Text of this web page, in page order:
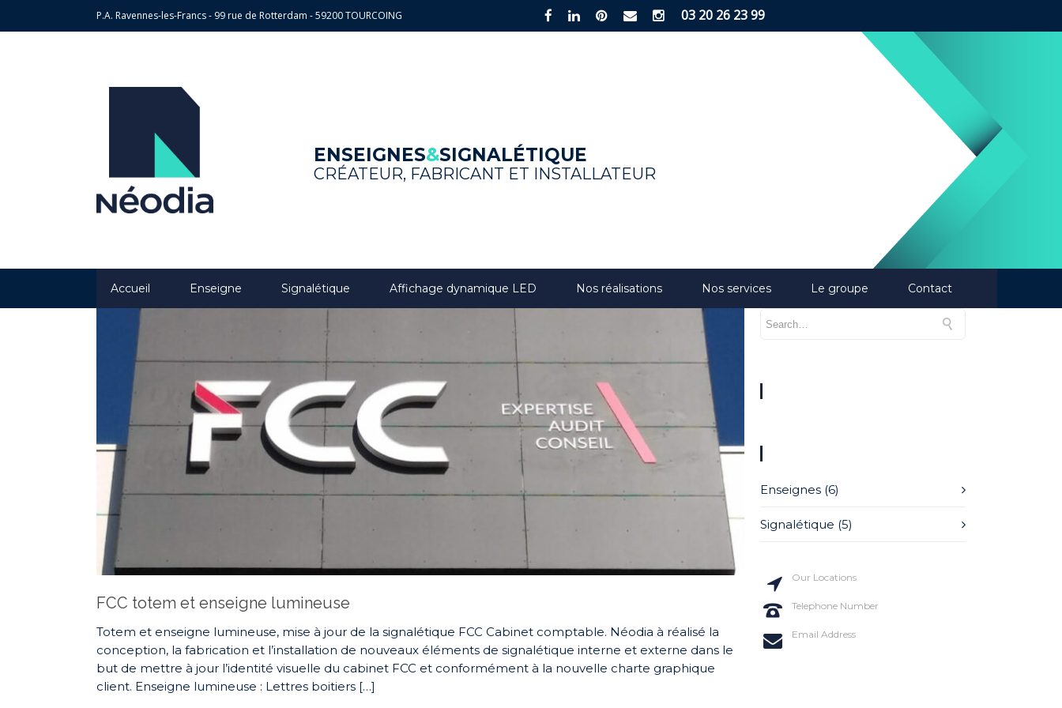
P.A. Ravennes-les-Francs - 99 rue de Rotterdam - 59200 TOURCOING 03 20 26 23 99
ENSEIGNES&SIGNALÉTIQUE
CRÉATEUR, FABRICANT ET INSTALLATEUR
Accueil Enseigne Signalétique Affichage dynamique LED Nos réalisations Nos services Le groupe Contact
FCC totem et enseigne lumineuse
Totem et enseigne lumineuse, mise à jour de la signalétique FCC Cabinet comptable. Néodia à réalisé la
conception, la fabrication et l’installation de nouveaux éléments de signalétique interne et externe dans le
but de mettre à jour l’identité visuelle du cabinet FCC et conformément à la nouvelle charte graphique
client. Enseigne lumineuse : Lettres boitiers […]
Enseignes (6)
Signalétique (5)
Our Locations
Telephone Number
Email Address